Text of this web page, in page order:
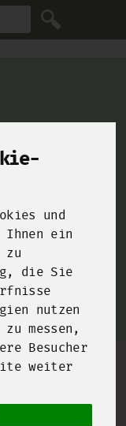
und
Ihnen ein
die Sie
nutzen
messen,
Besucher
weiter
to your kitchen!
B2B-Shop!
2093